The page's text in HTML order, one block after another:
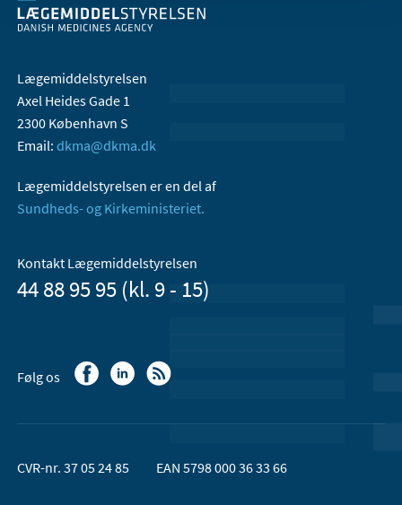
Lægemiddelstyrelsen
Axel Heides Gade 1
2300 København S
Email: dkma@dkma.dk
Lægemiddelstyrelsen er en del af
Sundheds- og Kirkeministeriet.
Kontakt Lægemiddelstyrelsen
44 88 95 95 (kl. 9 - 15)
Følg os
CVR-nr. 37 05 24 85 EAN 5798 000 36 33 66